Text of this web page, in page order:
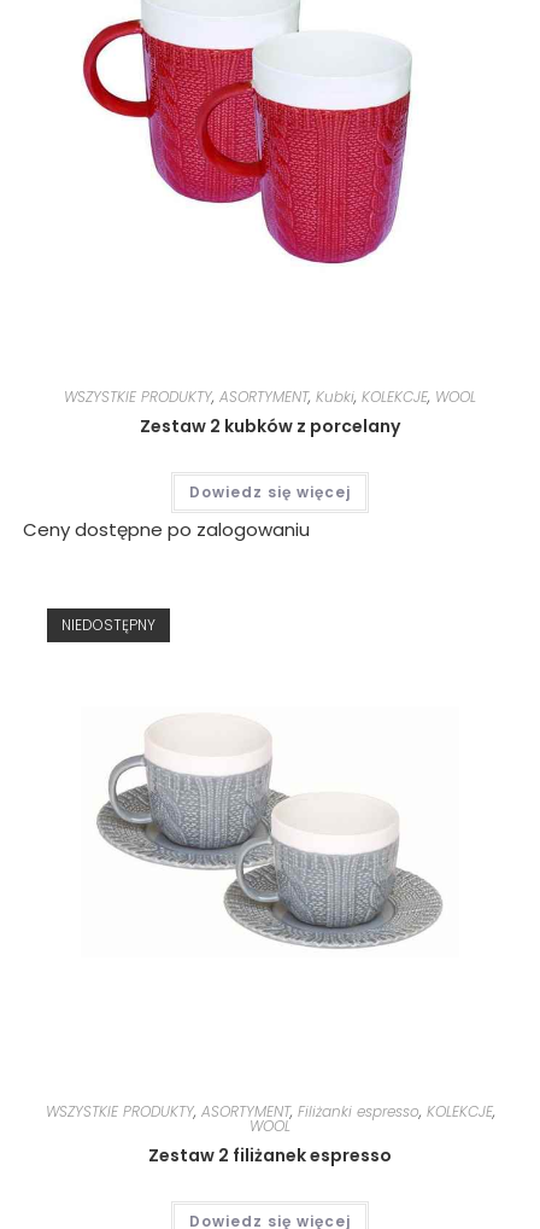
WSZYSTKIE PRODUKTY, ASORTYMENT, Kubki, KOLEKCJE, WOOL
Zestaw 2 kubków z porcelany
Dowiedz się więcej
Ceny dostępne po zalogowaniu
NIEDOSTĘPNY
WSZYSTKIE PRODUKTY, ASORTYMENT, Filiżanki espresso, KOLEKCJE,
WOOL
Zestaw 2 filiżanek espresso
Dowiedz się więcej